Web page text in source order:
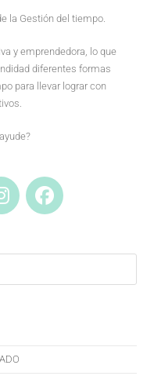
la Gestión del tiempo.
y emprendedora, lo que
diferentes formas
para llevar lograr con